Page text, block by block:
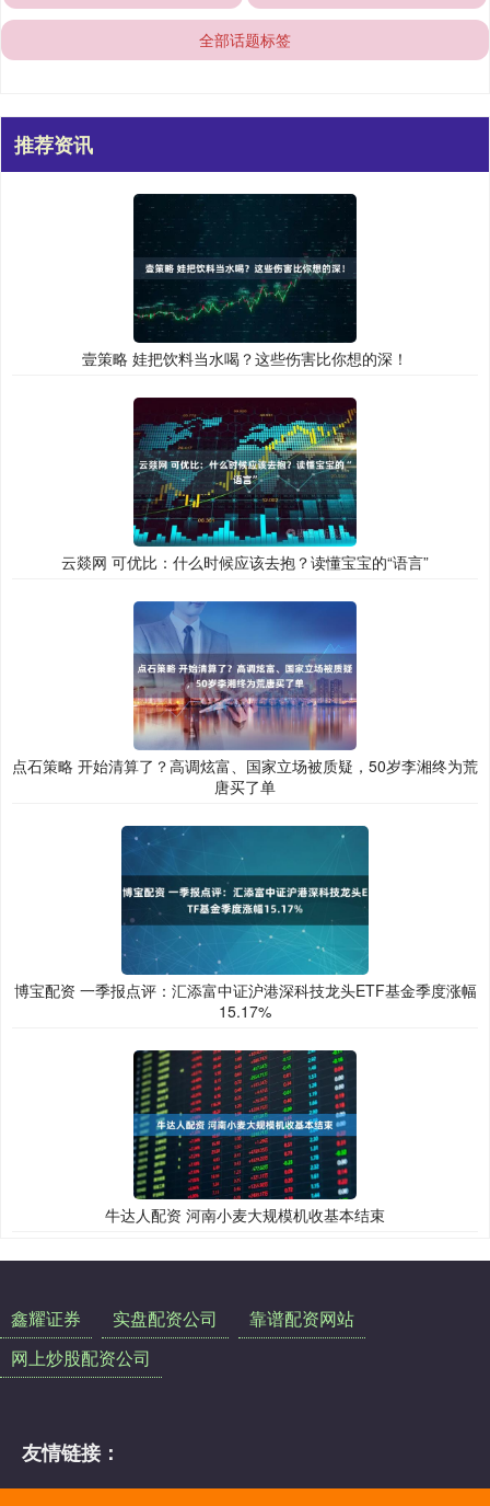
全部话题标签
推荐资讯
壹策略 娃把饮料当水喝？这些伤害比你想的深！
云燚网 可优比：什么时候应该去抱？读懂宝宝的“语言”
点石策略 开始清算了？高调炫富、国家立场被质疑，50岁李湘终为荒
唐买了单
博宝配资 一季报点评：汇添富中证沪港深科技龙头ETF基金季度涨幅
15.17%
牛达人配资 河南小麦大规模机收基本结束
鑫耀证券 实盘配资公司
靠谱配资网站
网上炒股配资公司
友情链接：